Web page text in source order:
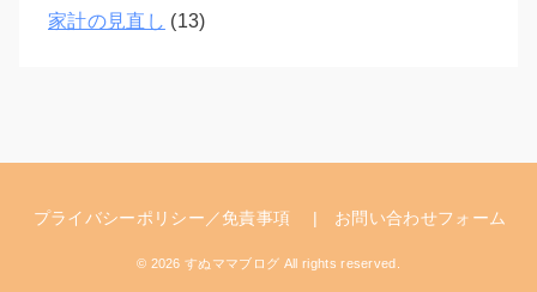
家計の見直し (13)
プライバシーポリシー／免責事項 お問い合わせフォーム
© 2026 すぬママブログ All rights reserved.